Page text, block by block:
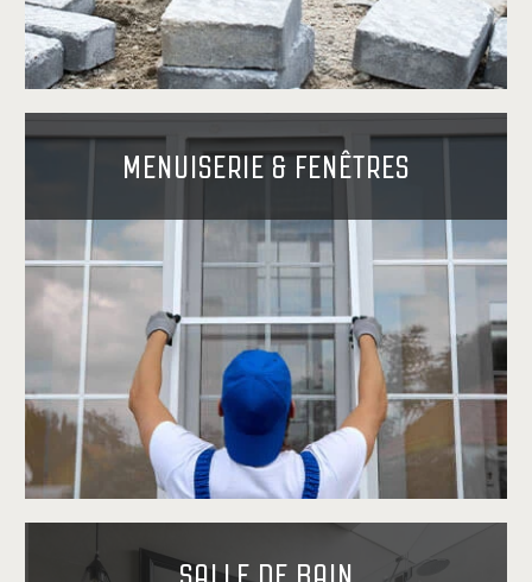
MENUISERIE & FENÊTRES